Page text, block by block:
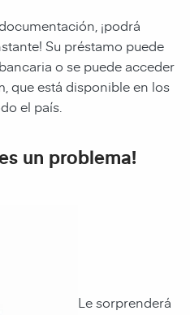
¡podrá
Su préstamo puede
o se puede acceder
que está disponible en los
el país.
un problema!
Le sorprenderá